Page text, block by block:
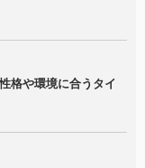
格や環境に合うタイ